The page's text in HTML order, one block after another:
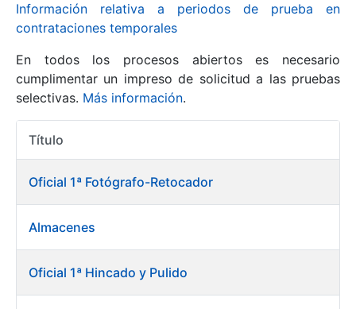
Mostrar/Ocultar
Mostrar/Ocultar
Información relativa a periodos de prueba en
contrataciones temporales
En todos los procesos abiertos es necesario
cumplimentar un impreso de solicitud a las pruebas
selectivas. Más información.
Título
Oficial 1ª Fotógrafo-Retocador
Almacenes
Oficial 1ª Hincado y Pulido